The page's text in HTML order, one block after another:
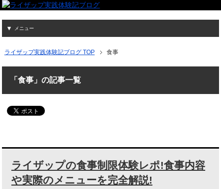
メニュー
ライザップ実践体験記ブログ TOP 食事
「食事」の記事一覧
ライザップの食事制限体験レポ!食事内容
や実際のメニューを完全解説!